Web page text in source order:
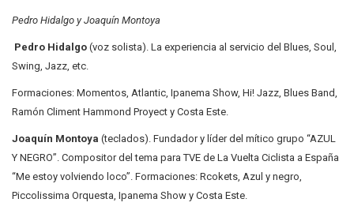
Pedro Hidalgo y Joaquín Montoya
Pedro Hidalgo (voz solista). La experiencia al servicio del Blues, Soul,
Swing, Jazz, etc.
Formaciones: Momentos, Atlantic, Ipanema Show, Hi! Jazz, Blues Band,
Ramón Climent Hammond Proyect y Costa Este.
Joaquín Montoya (teclados). Fundador y líder del mítico grupo “AZUL
Y NEGRO”. Compositor del tema para TVE de La Vuelta Ciclista a España
“Me estoy volviendo loco”. Formaciones: Rcokets, Azul y negro,
Piccolissima Orquesta, Ipanema Show y Costa Este.